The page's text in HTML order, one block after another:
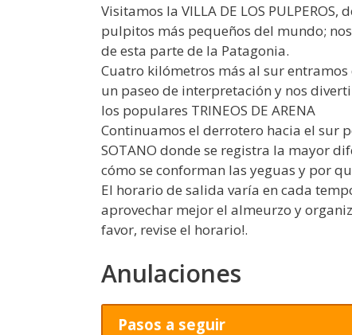
Visitamos la VILLA DE LOS
pulpitos más pequeños del mundo;
de esta parte de la Patagonia.
Cuatro kilómetros más al sur entramos
un paseo de interpretación y nos
los populares TRINEOS DE ARENA
Continuamos el derrotero hacia el sur
SOTANO donde se registra la mayor
cómo se conforman las yeguas y por
El horario de salida varía en cada
aprovechar mejor el almeurzo y
favor, revise el horario!.
Anulaciones
Pasos a seguir